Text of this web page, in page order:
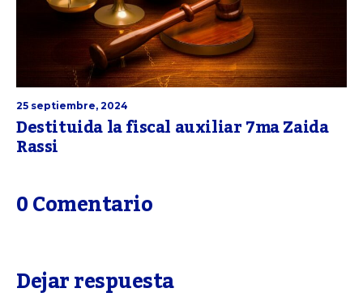
25 septiembre, 2024
Destituida la fiscal auxiliar 7ma Zaida
Rassi
0 Comentario
Dejar respuesta